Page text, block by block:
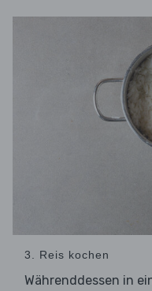
3. Reis kochen
Währenddessen in